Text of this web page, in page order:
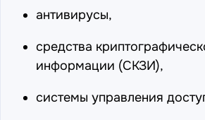
антивирусы,
средства
информации (СКЗИ),
системы управления